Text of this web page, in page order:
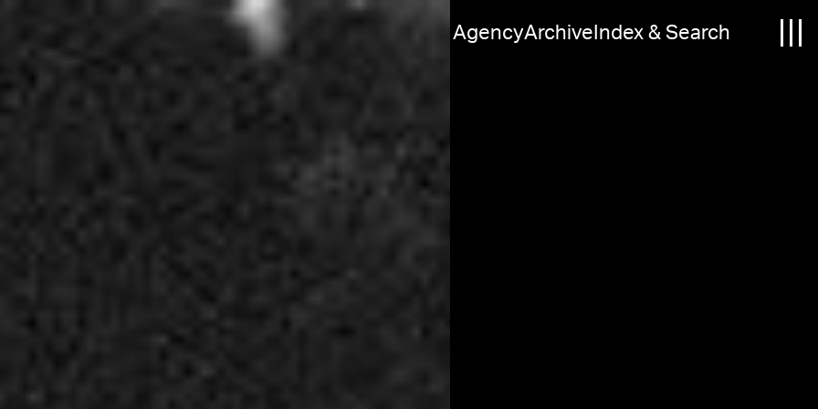
AgencyArchive Index & Search